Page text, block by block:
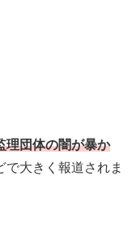
理団体の闇が暴か
で大きく報道されま